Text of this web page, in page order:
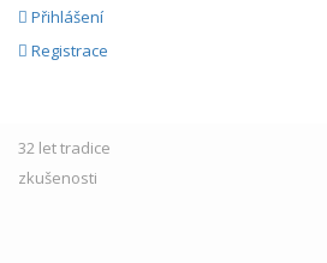
Přihlášení
Registrace
32 lettradice
zkušenosti